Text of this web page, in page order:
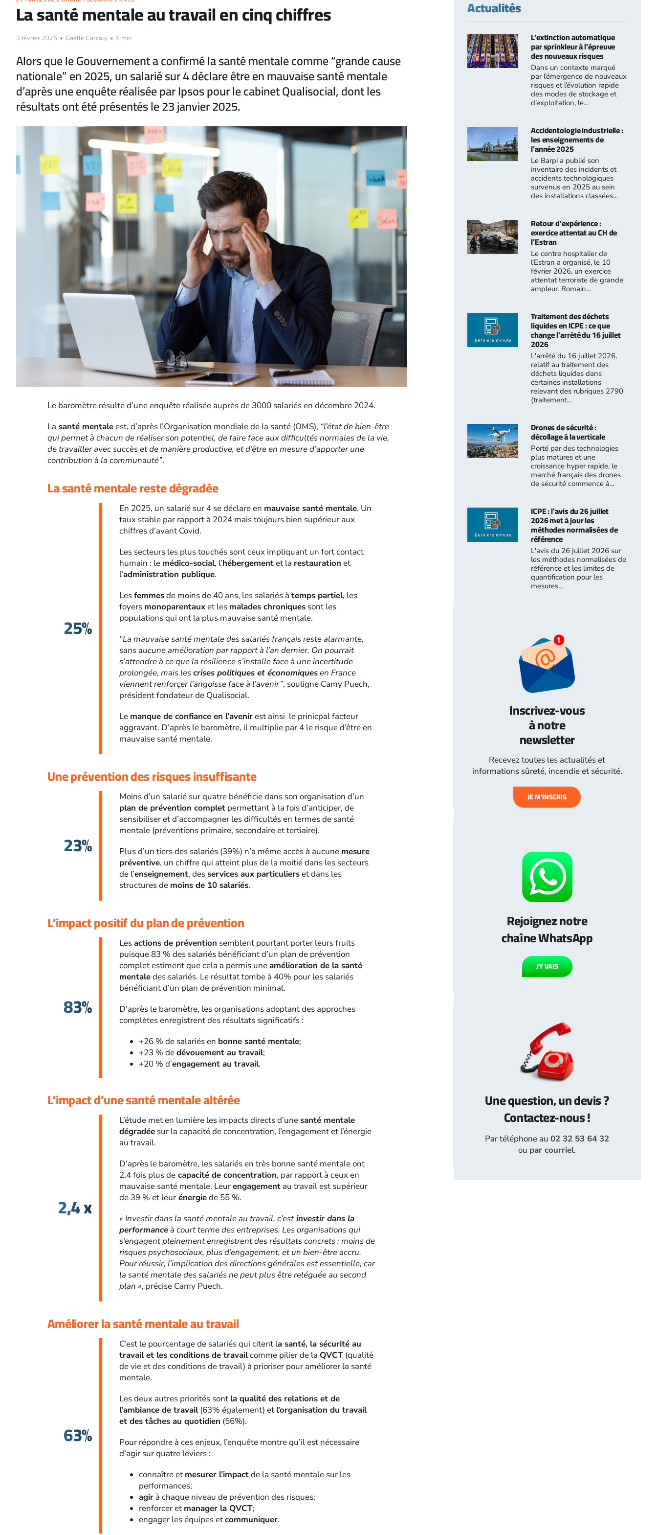
La santé mentale au travail en cinq chiffres
3 février 2025 • Gaëlle Carcaly • 5 min
Alors que le Gouvernement a confirmé la santé mentale comme “grande cause
nationale” en 2025, un salarié sur 4 déclare être en mauvaise santé mentale
d’après une enquête réalisée par Ipsos pour le cabinet Qualisocial, dont les
résultats ont été présentés le 23 janvier 2025.
Le baromètre résulte d’une enquête réalisée auprès de 3000 salariés en décembre 2024.
La santé mentaleest, d’après l’Organisation mondiale de la santé (OMS), “l’état de bien-être
qui permet à chacun de réaliser son potentiel, de faire face aux difficultés normales de la vie,
de travailler avec succès et de manière productive, et d’être en mesure d’apporter une
contribution à la communauté”.
La santé mentale reste dégradée
25%
En 2025, un salarié sur 4 se déclare en mauvaise santé mentale. Un
taux stable par rapport à 2024 mais toujours bien supérieur aux
chiffres d’avant Covid.
Les secteurs les plus touchés sont ceux impliquant un fort contact
humain : le médico-social, l’hébergementet la restauration et
l’administration publique.
Lesfemmesde moins de 40 ans, les salariés àtemps partiel, les
foyers monoparentauxet les malades chroniques sont les
populations qui ont la plus mauvaise santé mentale.
“La mauvaise santé mentale des salariés français reste alarmante,
sans aucune amélioration par rapport à l’an dernier. On pourrait
s’attendre à ce que la résilience s’installe face à une incertitude
prolongée, mais lescrises politiques et économiquesen France
viennent renforçer l’angoisse face à l’avenir”, souligne Camy Puech,
président fondateur de Qualisocial.
Le manque de confiance en l’avenirest ainsi le prinicpal facteur
aggravant. D’après le baromètre, il multiplie par 4 le risque d’être en
mauvaise santé mentale.
Une prévention des risques insuffisante
23%
Moins d’un salarié sur quatre bénéficie dans son organisation d’un
plan de prévention complet permettant à la fois d’anticiper, de
sensibiliser et d’accompagner les difficultés en termes de santé
mentale (préventions primaire, secondaire et tertiaire).
Plus d’un tiers des salariés (39%) n’a même accès à aucune mesure
préventive, un chiffre qui atteint plus de la moitié dans les secteurs
de l’enseignement, desservices aux particulierset dans les
structures de moins de 10 salariés.
L’impact positif du plan de prévention
83%
Lesactions de prévention semblent pourtant porter leurs fruits
puisque 83 % des salariés bénéficiant d’un plan de prévention
complet estiment que cela a permis uneamélioration de la santé
mentaledes salariés. Le résultat tombe à 40% pour les salariés
bénéficiant d’un plan de prévention minimal.
D’après le baromètre, les organisations adoptant des approches
complètes enregistrent des résultats significatifs :
+26 % de salariés en bonne santé mentale;
+23 % dedévouement au travail;
+20 % d’engagement au travail.
L’impact d’une santé mentale altérée
2,4 x
L’étude met en lumière les impacts directs d’unesanté mentale
dégradée sur la capacité de concentration, l’engagement et l’énergie
au travail.
D’après le baromètre, les salariés en très bonne santé mentale ont
2,4 fois plus de capacité de concentration, par rapport à ceux en
mauvaise santé mentale. Leurengagement au travail est supérieur
de 39 % et leur énergiede 55 %.
« Investir dans la santé mentale au travail, c’estinvestir dans la
performanceà court terme des entreprises. Les organisations qui
s’engagent pleinement enregistrent des résultats concrets : moins de
risques psychosociaux, plus d’engagement, et un bien-être accru.
Pour réussir, l’implication des directions générales est essentielle, car
la santé mentale des salariés ne peut plus être reléguée au second
plan », précise Camy Puech.
Améliorer la santé mentale au travail
63%
C’est le pourcentage de salariés qui citent la santé, la sécurité au
travail et les conditions de travailcomme pilier de la QVCT (qualité
de vie et des conditions de travail) à prioriser pour améliorer la santé
mentale.
Les deux autres priorités sont la qualité des relations et de
l’ambiance de travail(63% également) et l’organisation du travail
et des tâches au quotidien (56%).
Pour répondre à ces enjeux, l’enquête montre qu’il est nécessaire
d’agir sur quatre leviers :
connaître et mesurer l’impactde la santé mentale sur les
performances;
agir à chaque niveau de prévention des risques;
renforcer et manager la QVCT;
engager les équipes etcommuniquer.
Actualités
L’extinction automatique
par sprinkleur à l’épreuve
des nouveaux risques
Dans un contexte marqué
par l’émergence de nouveaux
risques et l’évolution rapide
des modes de stockage et
d’exploitation, le…
Accidentologie industrielle :
les enseignements de
l’année 2025
Le Barpi a publié son
inventaire des incidents et
accidents technologiques
survenus en 2025 au sein
des installations classées…
Retour d’expérience :
exercice attentat au CH de
l’Estran
Le centre hospitalier de
l’Estran a organisé, le 10
février 2026, un exercice
attentat terroriste de grande
ampleur. Romain…
Traitement des déchets
liquides en ICPE : ce que
change l’arrêté du 16 juillet
2026
L'arrêté du 16 juillet 2026,
relatif au traitement des
déchets liquides dans
certaines installations
relevant des rubriques 2790
(traitement…
Drones de sécurité :
décollage à la verticale
Porté par des technologies
plus matures et une
croissance hyper rapide, le
marché français des drones
de sécurité commence à…
ICPE : l’avis du 26 juillet
2026 met à jour les
méthodes normalisées de
référence
L'avis du 26 juillet 2026 sur
les méthodes normalisées de
référence et les limites de
quantification pour les
mesures…
Inscrivez-vous
à notre
newsletter
Recevez toutes les actualités et
informations sûreté, incendie et sécurité.
JE M’INSCRIS
Rejoignez notre
chaîne WhatsApp
J’Y VAIS
Une question, un devis ?
Contactez-nous !
Par téléphone au02 32 53 64 32
ou par courriel.